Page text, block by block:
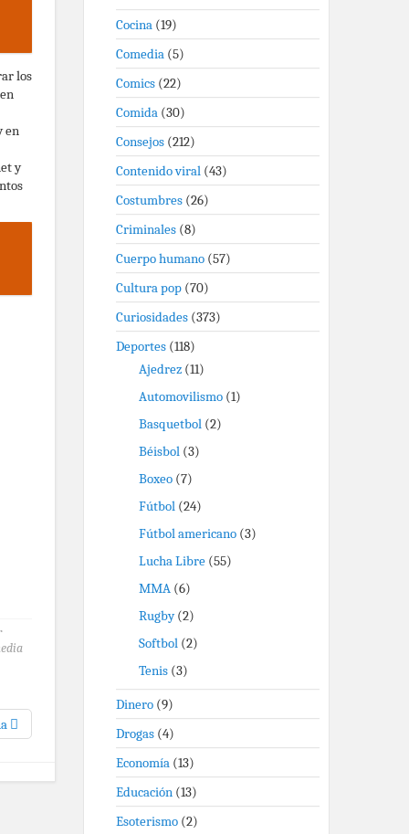
los
en
y
Cocina (19)
Comedia (5)
Comics (22)
Comida (30)
Consejos (212)
Contenido viral (43)
Costumbres (26)
Criminales (8)
Cuerpo humano (57)
Cultura pop (70)
Curiosidades (373)
Deportes (118)
Ajedrez (11)
Automovilismo (1)
Basquetbol (2)
Béisbol (3)
Boxeo (7)
Fútbol (24)
Fútbol americano (3)
Lucha Libre (55)
MMA (6)
Rugby(2)
Softbol (2)
Tenis (3)
Dinero (9)
Drogas (4)
Economía (13)
Educación (13)
Esoterismo (2)